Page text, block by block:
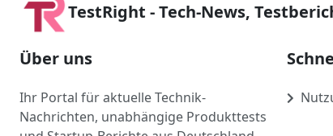
TestRight - Tech-News,
Über uns
Ihr Portal für aktuelle Technik-
Nachrichten, unabhängige Produkttests